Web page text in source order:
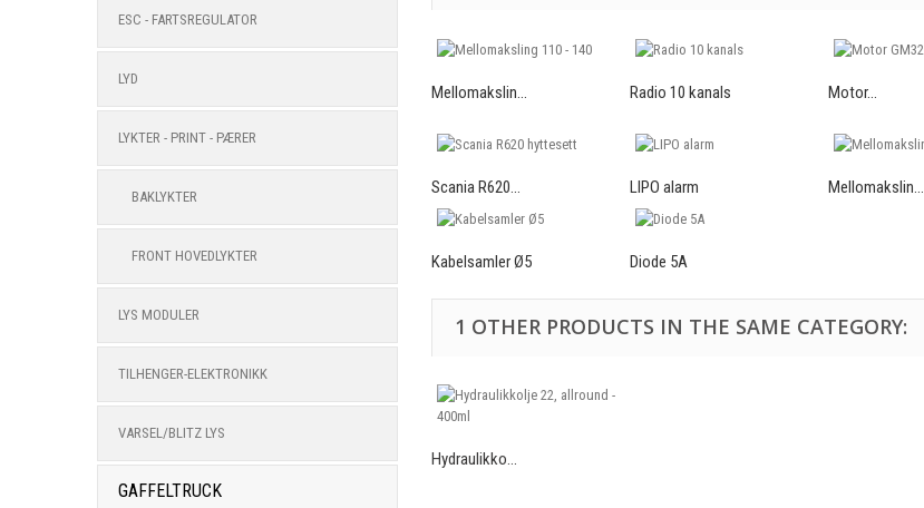
ESC - FARTSREGULATOR
LYD
LYKTER - PRINT - PÆRER
BAKLYKTER
FRONT HOVEDLYKTER
LYS MODULER
TILHENGER-ELEKTRONIKK
VARSEL/BLITZ LYS
GAFFELTRUCK
Mellomakslin... Radio 10 kanals
Motor...
Scania R620... LIPO alarm Mellomakslin...
Kabelsamler Ø5 Diode 5A
1 OTHER PRODUCTS IN THE SAME CATEGORY:
Hydraulikko...